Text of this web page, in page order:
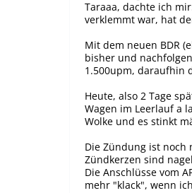
Taraaa, dachte ich
verklemmt war, hat
Mit dem neuen BDR
bisher und
1.500upm, daraufhin
Heute, also 2 Tage
Wagen im Leerlauf a
Wolke und es stinkt
Die Zündung ist noch
Zündkerzen sind
Die Anschlüsse vom
mehr "klack", wenn